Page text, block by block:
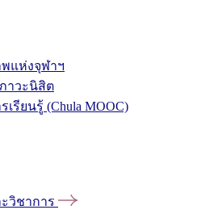
แห่งจุฬาฯ
าวะนิสิต
รียนรู้ (Chula MOOC)
วิชาการ